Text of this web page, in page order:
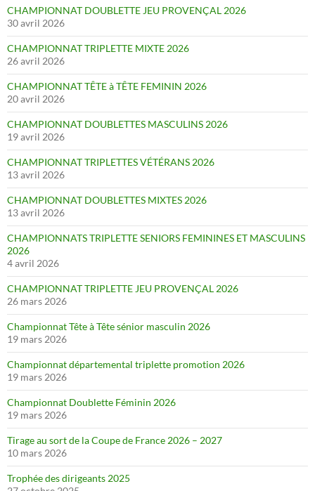
CHAMPIONNAT DOUBLETTE JEU PROVENÇAL 2026
30 avril 2026
CHAMPIONNAT TRIPLETTE MIXTE 2026
26 avril 2026
CHAMPIONNAT TÊTE à TÊTE FEMININ 2026
20 avril 2026
CHAMPIONNAT DOUBLETTES MASCULINS 2026
19 avril 2026
CHAMPIONNAT TRIPLETTES VÉTÉRANS 2026
13 avril 2026
CHAMPIONNAT DOUBLETTES MIXTES 2026
13 avril 2026
CHAMPIONNATS TRIPLETTE SENIORS FEMININES ET MASCULINS
2026
4 avril 2026
CHAMPIONNAT TRIPLETTE JEU PROVENÇAL 2026
26 mars 2026
Championnat Tête à Tête sénior masculin 2026
19 mars 2026
Championnat départemental triplette promotion 2026
19 mars 2026
Championnat Doublette Féminin 2026
19 mars 2026
Tirage au sort de la Coupe de France 2026 – 2027
10 mars 2026
Trophée des dirigeants 2025